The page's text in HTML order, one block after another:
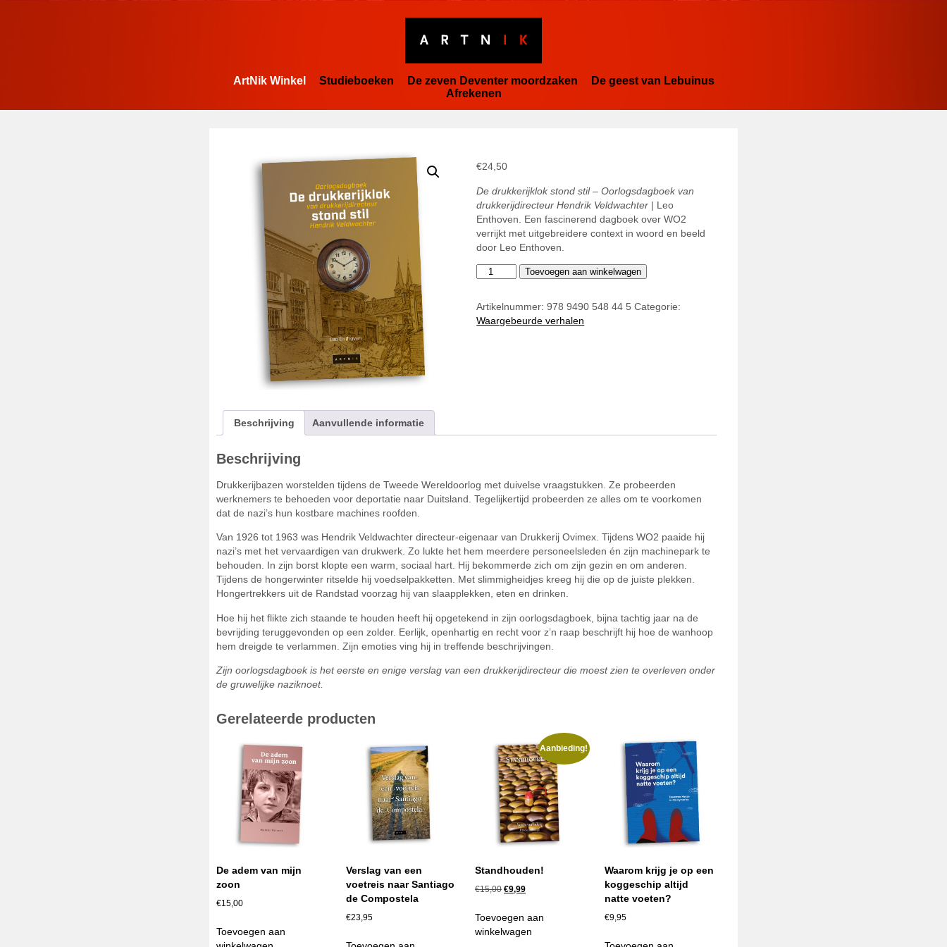
ArtNik Winkel Studieboeken De zeven Deventer moordzaken
De geest van Lebuinus
Afrekenen
€24,50
De drukkerijklok stond stil –Oorlogsdagboek van
drukkerijdirecteur Hendrik Veldwachter | Leo
Enthoven. Een fascinerend dagboek over WO2
verrijkt met uitgebreidere context in woord en beeld
door Leo Enthoven.
stil
aantal
Toevoegen aan winkelwagen
Artikelnummer:978 9490 548 44 5 Categorie:
Waargebeurde verhalen
Beschrijving Aanvullende informatie
Beschrijving
Drukkerijbazen worstelden tijdens de Tweede Wereldoorlog met duivelse vraagstukken. Ze probeerden
werknemers te behoeden voor deportatie naar Duitsland. Tegelijkertijd probeerden ze alles om te voorkomen
dat de nazi’s hun kostbare machines roofden.
Van 1926 tot 1963 was Hendrik Veldwachter directeur-eigenaar van Drukkerij Ovimex. Tijdens WO2 paaide hij
nazi’s met het vervaardigen van drukwerk. Zo lukte het hem meerdere personeelsleden én zijn machinepark te
behouden. In zijn borst klopte een warm, sociaal hart. Hij bekommerde zich om zijn gezin en om anderen.
Tijdens de hongerwinter ritselde hij voedselpakketten. Met slimmigheidjes kreeg hij die op de juiste plekken.
Hongertrekkers uit de Randstad voorzag hij van slaapplekken, eten en drinken.
Hoe hij het flikte zich staande te houden heeft hij opgetekend in zijn oorlogsdagboek, bijna tachtig jaar na de
bevrijding teruggevonden op een zolder. Eerlijk, openhartig en recht voor z’n raap beschrijft hij hoe de wanhoop
hem dreigde te verlammen. Zijn emoties ving hij in treffende beschrijvingen.
Zijn oorlogsdagboek is het eerste en enige verslag van een drukkerijdirecteur die moest zien te overleven onder
de gruwelijke naziknoet.
Gerelateerde producten
De adem van mijn
zoon
€15,00
Toevoegen aan
Verslag van een
voetreis naar Santiago
de Compostela
€23,95
Aanbieding!
Standhouden!
€15,00 Oorspronkelijke
was:
€15,00.
€9,99Huidige
is:
€9,99.
Toevoegen aan
winkelwagen
Waarom krijg je op een
koggeschip altijd
natte voeten?
€9,95